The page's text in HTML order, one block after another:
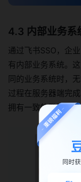
4.3 内部业务系
通过飞书SSO，企
有内部业务系统。
同的业务系统时，
过程在服务器端完
拥有一致的登录体